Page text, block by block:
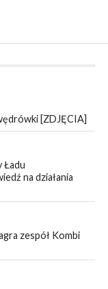
[ZDJĘCIA]
Ładu
na działania
zespół Kombi